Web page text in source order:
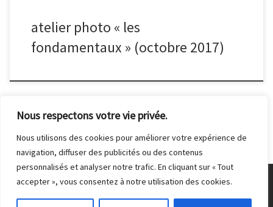
Nous respectons votre vie privée.
Nous utilisons des cookies pour améliorer votre expérience de
navigation, diffuser des publicités ou des contenus
personnalisés et analyser notre trafic. En cliquant sur « Tout
accepter », vous consentez à notre utilisation des cookies.
atelier photo « les
fondamentaux » (octobre 2017)
© 2026Club Photo de Malakoff– Tous droits réservés